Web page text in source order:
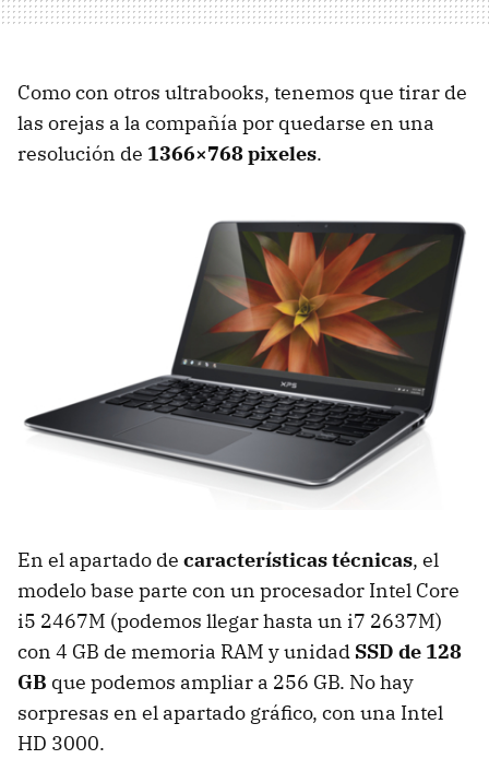
Como con otros ultrabooks, tenemos que tirar de
las orejas a la compañía por quedarse en una
resolución de 1366×768 pixeles.
En el apartado de características técnicas, el
modelo base parte con un procesador Intel Core
i5 2467M (podemos llegar hasta un i7 2637M)
con 4 GB de memoria RAM y unidad SSD de 128
GB que podemos ampliar a 256 GB. No hay
sorpresas en el apartado gráfico, con una Intel
HD 3000.